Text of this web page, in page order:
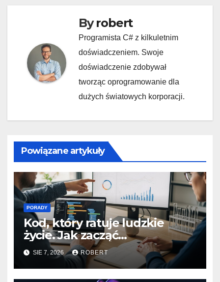
Byrobert
Programista C# z kilkuletnim
doświadczeniem. Swoje
doświadczenie zdobywał
tworząc oprogramowanie dla
dużych światowych korporacji.
Powiązane artykuły
PORADY
Kod, który ratuje ludzkie
życie. Jak zacząć
programować dla branży life
sciences?
SIE 7, 2026 ROBERT